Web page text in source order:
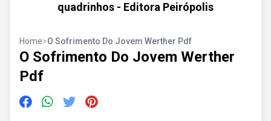
quadrinhos - Editora Peirópolis
Home>O Sofrimento Do Jovem Werther Pdf
O Sofrimento Do Jovem Werther
Pdf